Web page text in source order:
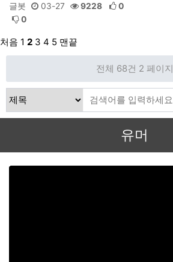
글봇 03-27 9228
0
0
처음 1 2 3 4 5 맨끝
전체 68건 2 페이지
유머